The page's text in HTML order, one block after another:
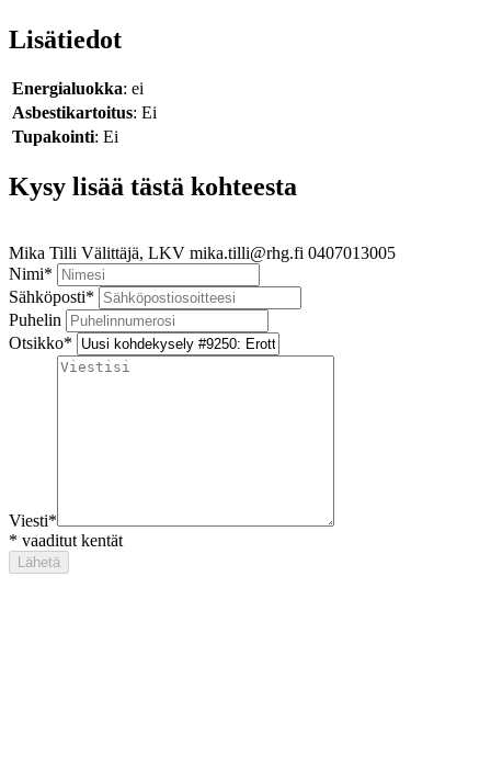
Lisätiedot
Energialuokka: ei
Asbestikartoitus: Ei
Tupakointi: Ei
Kysy lisää tästä kohteesta
Mika Tilli Välittäjä, LKV mika.tilli@rhg.fi 0407013005
Nimi*
Sähköposti*
Puhelin
Otsikko*
Viesti*
* vaaditut kentät